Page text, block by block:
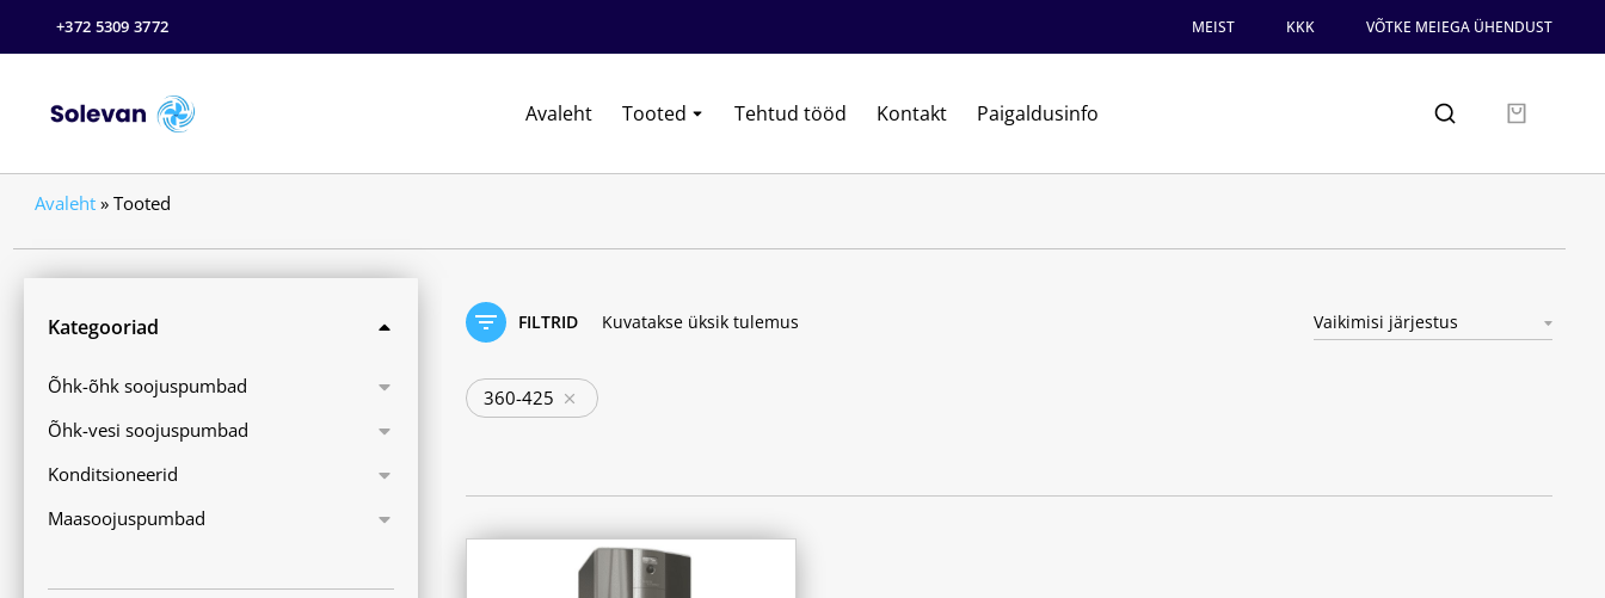
+372 5309 3772 MEIST KKK VÕTKE MEIEGA ÜHENDUST
Avaleht Tooted Tehtud tööd Kontakt Paigaldusinfo
Avaleht » Tooted
Kategooriad
Õhk-õhk soojuspumbad
Õhk-vesi soojuspumbad
Konditsioneerid
Maasoojuspumbad
FILTRID Kuvatakse üksik tulemus
360-425